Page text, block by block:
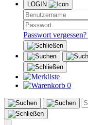
LOGIN
Passwort vergessen?
0